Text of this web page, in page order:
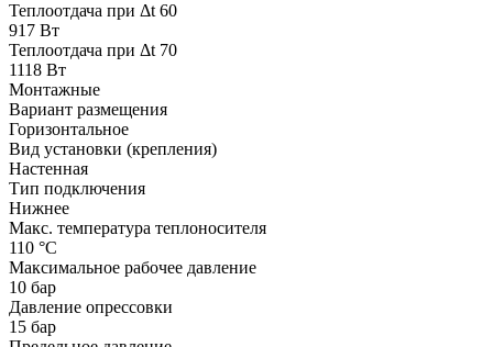
Теплоотдача при Δt 60
917 Вт
Теплоотдача при Δt 70
1118 Вт
Монтажные
Вариант размещения
Горизонтальное
Вид установки (крепления)
Настенная
Тип подключения
Нижнее
Макс. температура теплоносителя
110 °С
Максимальное рабочее давление
10 бар
Давление опрессовки
15 бар